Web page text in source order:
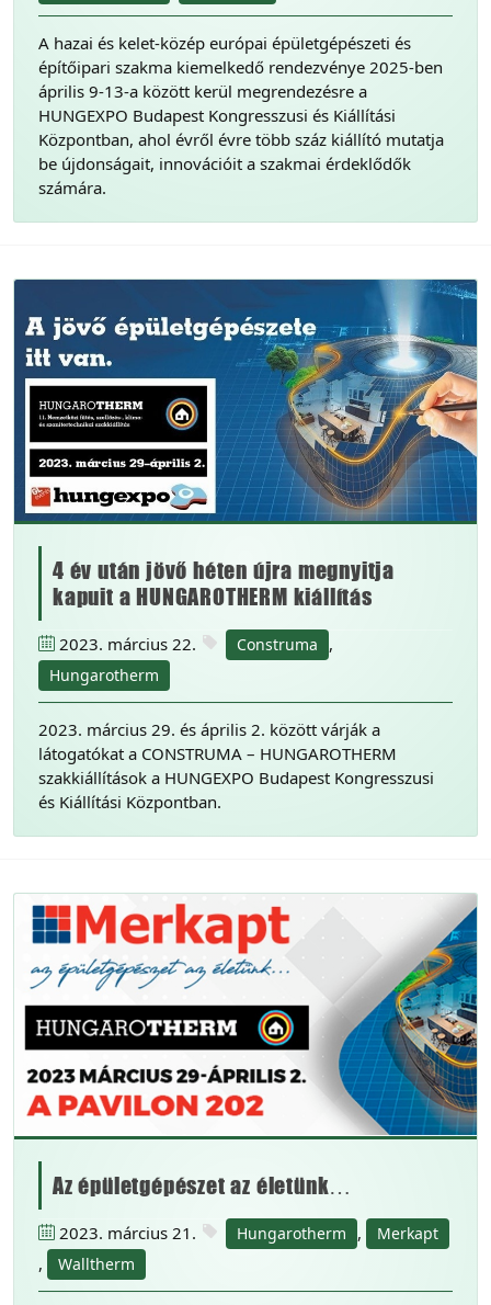
A hazai és kelet-közép európai épületgépészeti és
építőipari szakma kiemelkedő rendezvénye 2025-ben
április 9-13-a között kerül megrendezésre a
HUNGEXPO Budapest Kongresszusi és Kiállítási
Központban, ahol évről évre több száz kiállító mutatja
be újdonságait, innovációit a szakmai érdeklődők
számára.
4 év után jövő héten újra megnyitja
kapuit a HUNGAROTHERM kiállítás
2023. március 22. Construma ,
Hungarotherm
2023. március 29. és április 2. között várják a
látogatókat a CONSTRUMA – HUNGAROTHERM
szakkiállítások a HUNGEXPO Budapest Kongresszusi
és Kiállítási Központban.
Az épületgépészet az életünk…
2023. március 21. Hungarotherm , Merkapt
, Walltherm